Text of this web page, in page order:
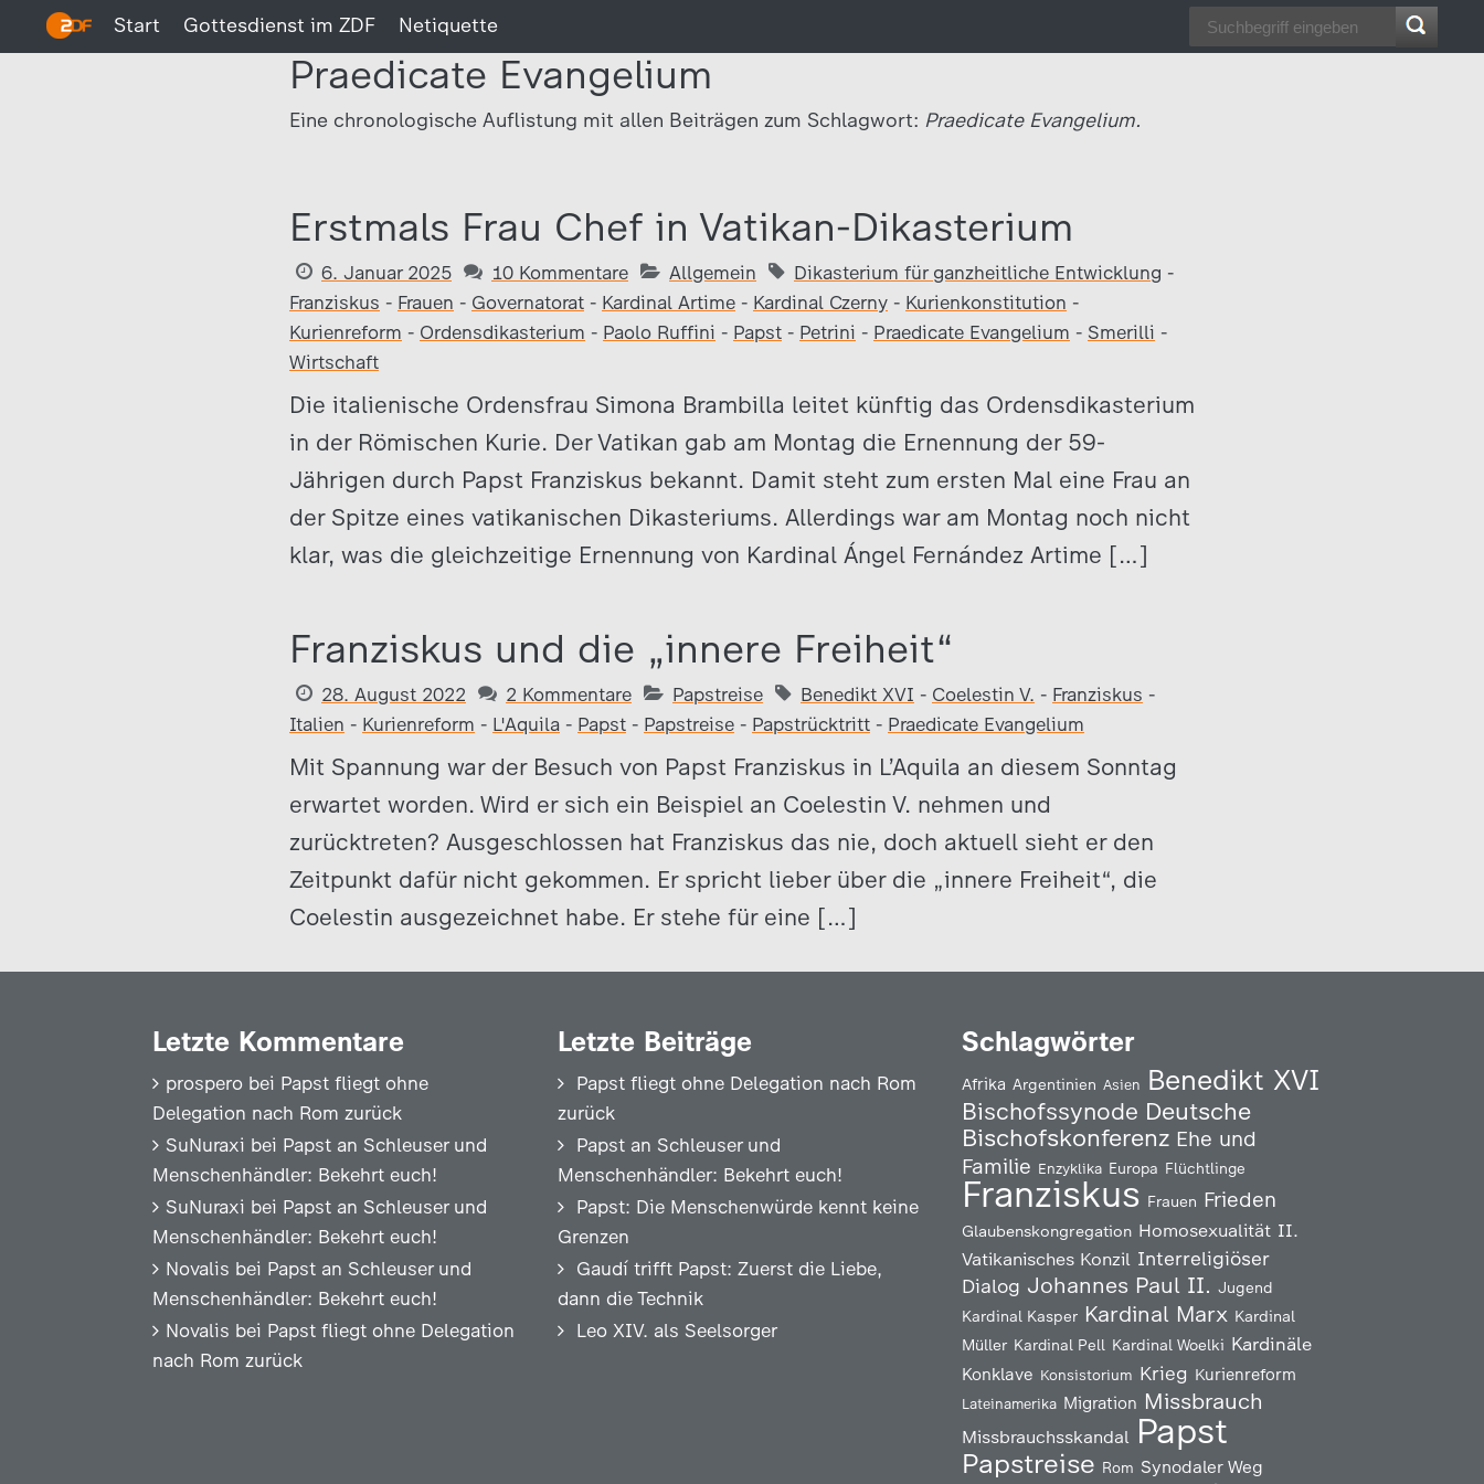
Start Gottesdienst im ZDF Netiquette
Praedicate Evangelium
Eine chronologische Auflistung mit allen Beiträgen zum Schlagwort: Praedicate Evangelium.
Erstmals Frau Chef in Vatikan-Dikasterium
6. Januar 2025 10 Kommentare Allgemein Dikasterium für ganzheitliche Entwicklung -
Franziskus - Frauen - Governatorat - Kardinal Artime - Kardinal Czerny - Kurienkonstitution -
Kurienreform - Ordensdikasterium - Paolo Ruffini - Papst - Petrini - Praedicate Evangelium - Smerilli -
Wirtschaft
Die italienische Ordensfrau Simona Brambilla leitet künftig das Ordensdikasterium
in der Römischen Kurie. Der Vatikan gab am Montag die Ernennung der 59-
Jährigen durch Papst Franziskus bekannt. Damit steht zum ersten Mal eine Frau an
der Spitze eines vatikanischen Dikasteriums. Allerdings war am Montag noch nicht
klar, was die gleichzeitige Ernennung von Kardinal Ángel Fernández Artime […]
Franziskus und die „innere Freiheit“
28. August 2022 2 Kommentare Papstreise Benedikt XVI - Coelestin V. - Franziskus -
Italien - Kurienreform - L'Aquila - Papst - Papstreise - Papstrücktritt - Praedicate Evangelium
Mit Spannung war der Besuch von Papst Franziskus in L’Aquila an diesem Sonntag
erwartet worden. Wird er sich ein Beispiel an Coelestin V. nehmen und
zurücktreten? Ausgeschlossen hat Franziskus das nie, doch aktuell sieht er den
Zeitpunkt dafür nicht gekommen. Er spricht lieber über die „innere Freiheit“, die
Coelestin ausgezeichnet habe. Er stehe für eine […]
Letzte Kommentare
prospero bei Papst fliegt ohne
Delegation nach Rom zurück
SuNuraxi bei Papst an Schleuser und
Menschenhändler: Bekehrt euch!
SuNuraxi bei Papst an Schleuser und
Menschenhändler: Bekehrt euch!
Novalis bei Papst an Schleuser und
Menschenhändler: Bekehrt euch!
Novalis bei Papst fliegt ohne Delegation
nach Rom zurück
Letzte Beiträge
Papst fliegt ohne Delegation nach Rom
zurück
Papst an Schleuser und
Menschenhändler: Bekehrt euch!
Papst: Die Menschenwürde kennt keine
Grenzen
Gaudí trifft Papst: Zuerst die Liebe,
dann die Technik
Leo XIV. als Seelsorger
Schlagwörter
Afrika Argentinien Asien Benedikt XVI
Bischofssynode Deutsche
Bischofskonferenz Ehe und
Familie Enzyklika Europa Flüchtlinge
Franziskus Frauen Frieden
Glaubenskongregation Homosexualität II.
Vatikanisches Konzil Interreligiöser
Dialog Johannes Paul II. Jugend
Kardinal Kasper Kardinal Marx Kardinal
Müller Kardinal Pell Kardinal Woelki Kardinäle
Konklave Konsistorium Krieg Kurienreform
Lateinamerika Migration Missbrauch
Missbrauchsskandal Papst
Papstreise Rom Synodaler Weg